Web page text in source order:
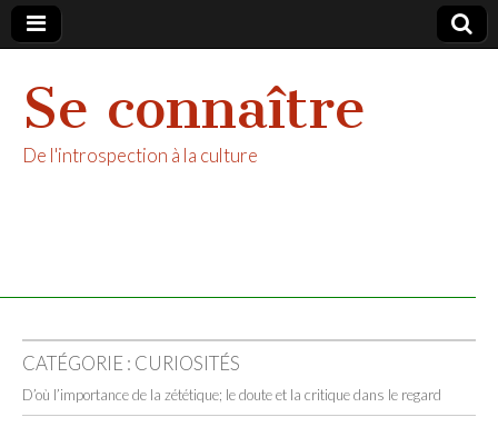
Se connaître
De l'introspection à la culture
CATÉGORIE : CURIOSITÉS
D’où l’importance de la zététique; le doute et la critique dans le regard